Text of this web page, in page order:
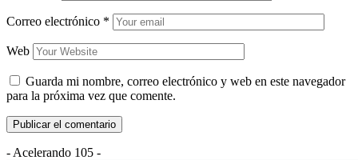
Correo electrónico *
Web
Guarda mi nombre, correo electrónico y web en este navegador
para la próxima vez que comente.
- Acelerando 105 -